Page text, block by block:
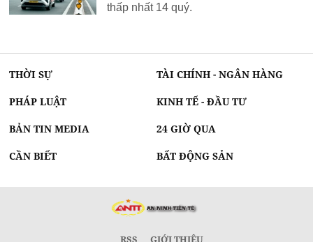
thấp nhất 14 quý.
THỜI SỰ TÀI CHÍNH - NGÂN HÀNG
PHÁP LUẬT KINH TẾ - ĐẦU TƯ
BẢN TIN MEDIA 24 GIỜ QUA
CẦN BIẾT BẤT ĐỘNG SẢN
RSS GIỚI THIỆU